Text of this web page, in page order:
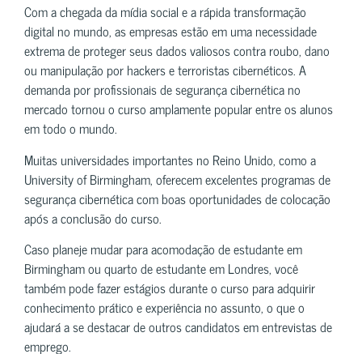
Com a chegada da mídia social e a rápida transformação
digital no mundo, as empresas estão em uma necessidade
extrema de proteger seus dados valiosos contra roubo, dano
ou manipulação por hackers e terroristas cibernéticos. A
demanda por profissionais de segurança cibernética no
mercado tornou o curso amplamente popular entre os alunos
em todo o mundo.
Muitas universidades importantes no Reino Unido, como a
University of Birmingham, oferecem excelentes programas de
segurança cibernética com boas oportunidades de colocação
após a conclusão do curso.
Caso planeje mudar para acomodação de estudante em
Birmingham ou quarto de estudante em Londres, você
também pode fazer estágios durante o curso para adquirir
conhecimento prático e experiência no assunto, o que o
ajudará a se destacar de outros candidatos em entrevistas de
emprego.